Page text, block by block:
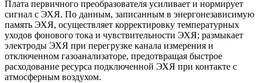
Плата первичного преобразователя усиливает и нормирует
сигнал с ЭХЯ. По данным, записанным в энергонезависимую
память ЭХЯ, осуществляет корректировку температурных
уходов фонового тока и чувствительности ЭХЯ; размыкает
электроды ЭХЯ при перегрузке канала измерения и
отключенном газоанализаторе, предотвращая быстрое
расходование ресурса подключенной ЭХЯ при контакте с
атмосферным воздухом.